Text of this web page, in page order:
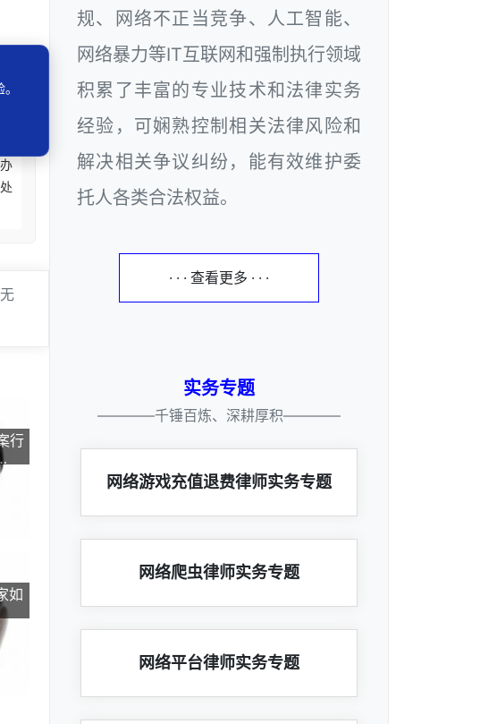
行
如
规、网络不正当竞争、人工智能、
网络暴力等IT互联网和强制执行领域
积累了丰富的专业技术和法律实务
经验，可娴熟控制相关法律风险和
解决相关争议纠纷，能有效维护委
托人各类合法权益。
· · · 查看更多 · · ·
实务专题
————千锤百炼、深耕厚积————
网络游戏充值退费律师实务专题
网络爬虫律师实务专题
网络平台律师实务专题